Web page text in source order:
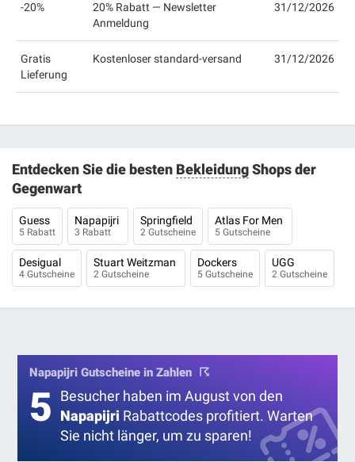
-20%
20% Rabatt — Newsletter
Anmeldung
31/12/2026
Gratis
Lieferung
Kostenloser standard-versand 31/12/2026
Entdecken Sie die besten BekleidungShops der
Gegenwart
Guess
5 Rabatt
Napapijri
3 Rabatt
Springfield
2 Gutscheine
Atlas For Men
5 Gutscheine
Desigual
4 Gutscheine
Stuart Weitzman
2 Gutscheine
Dockers
5 Gutscheine
UGG
2 Gutscheine
Napapijri Gutscheine in Zahlen
5
Besucher haben im August von den
Napapijri Rabattcodes profitiert. Warten
Sie nicht länger, um zu sparen!